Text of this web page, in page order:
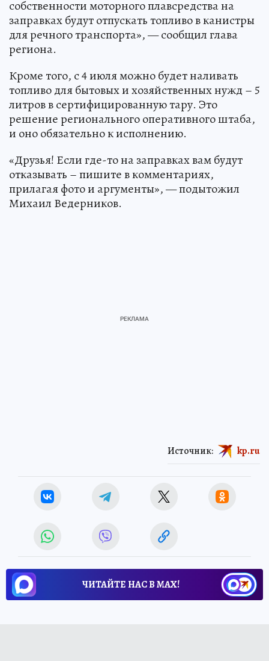
собственности моторного плавсредства на
заправках будут отпускать топливо в канистры
для речного транспорта», — сообщил глава
региона.
Кроме того, с 4 июля можно будет наливать
топливо для бытовых и хозяйственных нужд – 5
литров в сертифицированную тару. Это
решение регионального оперативного штаба,
и оно обязательно к исполнению.
«Друзья! Если где-то на заправках вам будут
отказывать – пишите в комментариях,
прилагая фото и аргументы», — подытожил
Михаил Ведерников.
Источник: kp.ru
ЧИТАЙТЕ НАС В МАХ!